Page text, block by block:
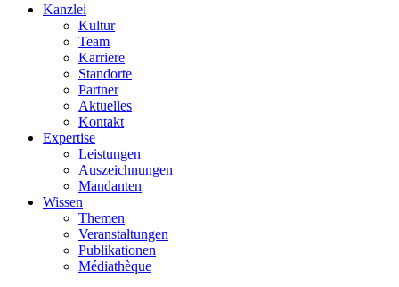
Kanzlei
Kultur
Team
Karriere
Standorte
Partner
Aktuelles
Kontakt
Expertise
Leistungen
Auszeichnungen
Mandanten
Wissen
Themen
Veranstaltungen
Publikationen
Médiathèque